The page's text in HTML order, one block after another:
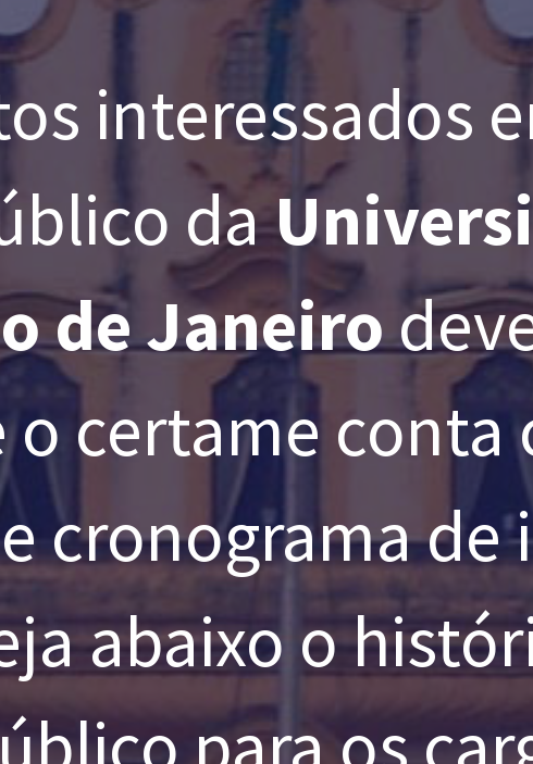
interessados
da
de Janeiro
certame conta
cronograma de
abaixo o